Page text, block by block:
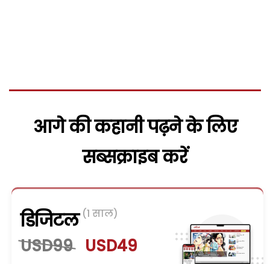
आगे की कहानी पढ़ने के लिए
सब्सक्राइब करें
डिजिटल (1 साल)
USD99 USD49